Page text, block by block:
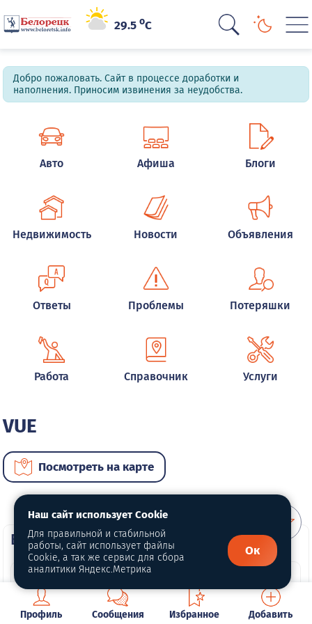
29.5oC
Добро пожаловать. Сайт в процессе доработки и
наполнения. Приносим извинения за неудобства.
Авто Афиша Блоги
Недвижимость Новости Объявления
Ответы Проблемы Потеряшки
Работа Справочник Услуги
VUE
Посмотреть на карте
ВИП автомобили
Профиль Сообщения Избранное Добавить
Наш сайт использует Cookie
Для правильной и стабильной
работы, сайт использует файлы
Cookie, а так же сервис для сбора
аналитики Яндекс.Метрика
Ок